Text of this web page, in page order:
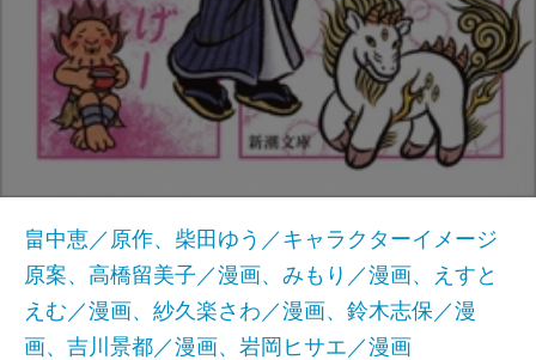
畠中恵／原作、柴田ゆう／キャラクターイメージ
原案、高橋留美子／漫画、みもり／漫画、えすと
えむ／漫画、紗久楽さわ／漫画、鈴木志保／漫
画、吉川景都／漫画、岩岡ヒサエ／漫画